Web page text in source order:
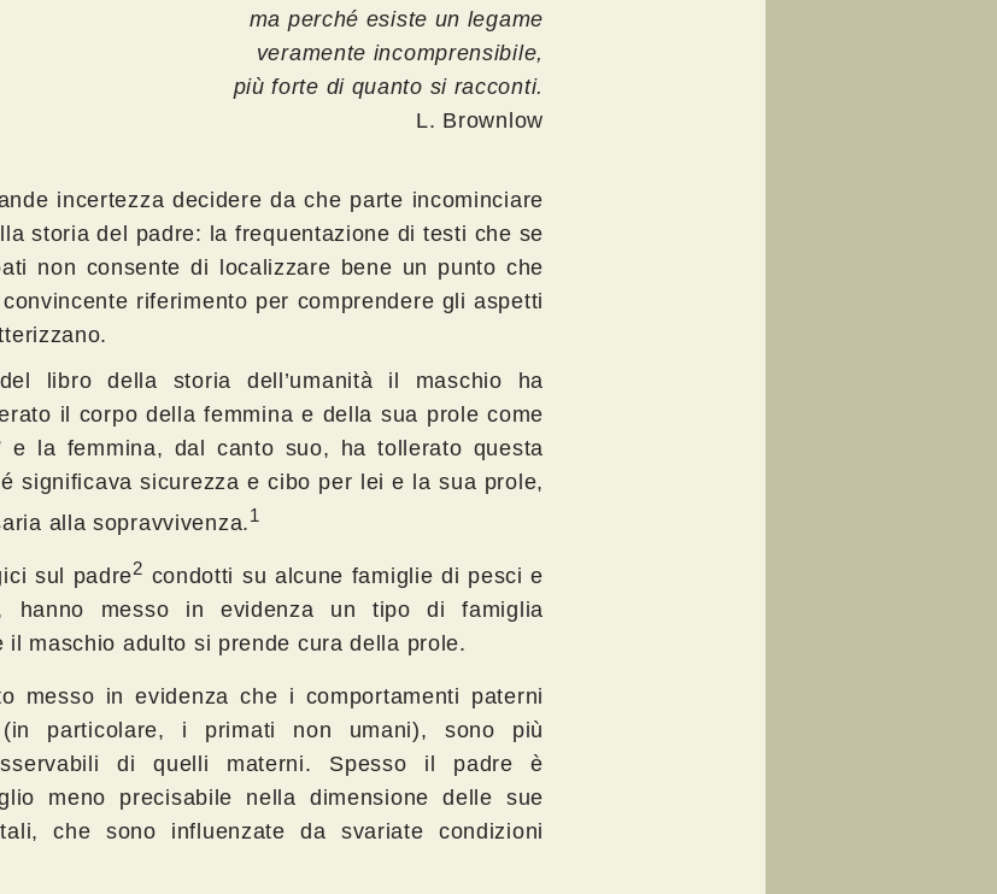
ma perché esiste un legame
veramente incomprensibile,
più forte di quanto si racconti.
L. Brownlow
incertezza decidere da che parte incominciare
storia del padre: la frequentazione di testi che se
non consente di localizzare bene un punto che
riferimento per comprendere gli aspetti
libro della storia dell’umanità il maschio ha
il corpo della femmina e della sua prole come
e la femmina, dal canto suo, ha tollerato questa
significava sicurezza e cibo per lei e la sua prole,
alla sopravvivenza.1
sul padre2 condotti su alcune famiglie di pesci e
hanno messo in evidenza un tipo di famiglia
il maschio adulto si prende cura della prole.
messo in evidenza che i comportamenti paterni
particolare, i primati non umani), sono più
di quelli materni. Spesso il padre è
meno precisabile nella dimensione delle sue
che sono influenzate da svariate condizioni